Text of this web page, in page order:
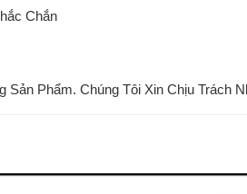
Chắn
Phẩm. Chúng Tôi Xin Chịu Trách